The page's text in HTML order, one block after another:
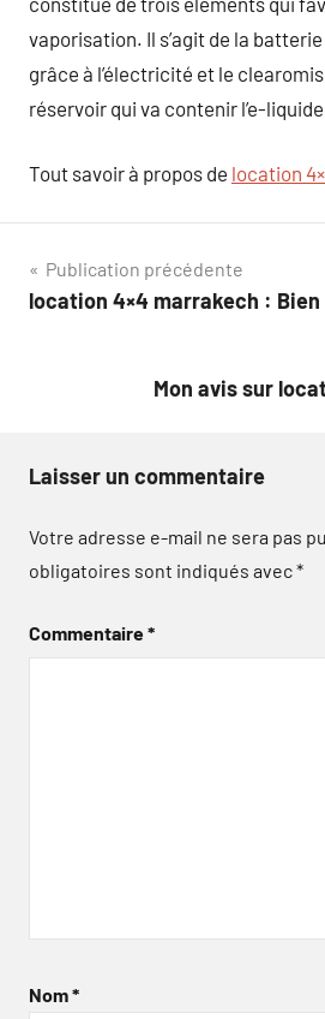
vaporisation. Il s’agit de la
grâce à l’électricité et le
réservoir qui va contenir l’e-
Tout savoir à propos de location
Navigation
de
Publication précédente
location 4×4 marrakech :
Mon avis sur
Laisser un commentaire
Votre adresse e-mail ne sera pas
obligatoires sont indiqués avec*
Commentaire*
Nom*